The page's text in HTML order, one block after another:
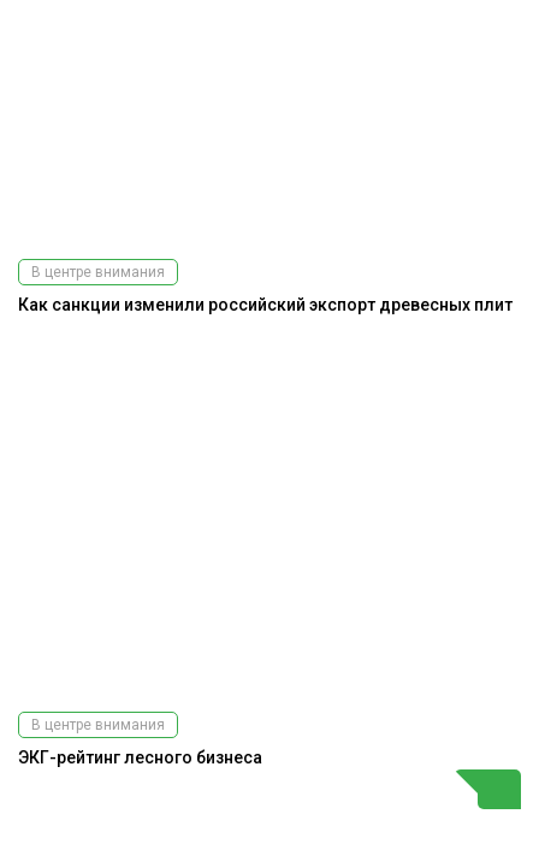
В центре внимания
Как санкции изменили российский экспорт древесных плит
В центре внимания
ЭКГ-рейтинг лесного бизнеса